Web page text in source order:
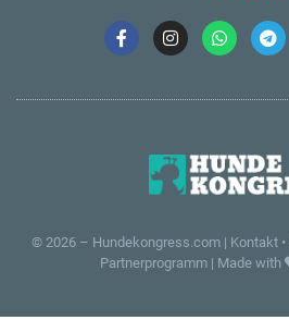
© 2026 – Hundekongress.com| Kontakt•
Partnerprogramm | Made with